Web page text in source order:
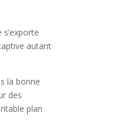
autant
la bonne
des
plan